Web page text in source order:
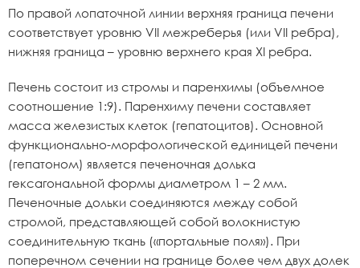
По правой лопаточной линии верхняя граница печени
соответствует уровню VII межреберья (или VII ребра),
нижняя граница – уровню верхнего края XI ребра.
Печень состоит из стромы и паренхимы (объемное
соотношение 1:9). Паренхиму печени составляет
масса железистых клеток (гепатоцитов). Основной
функционально-морфологической единицей печени
(гепатоном) является печеночная долька
гексагональной формы диаметром 1 – 2 мм.
Печеночные дольки соединяются между собой
стромой, представляющей собой волокнистую
соединительную ткань («портальные поля»). При
поперечном сечении на границе более чем двух долек